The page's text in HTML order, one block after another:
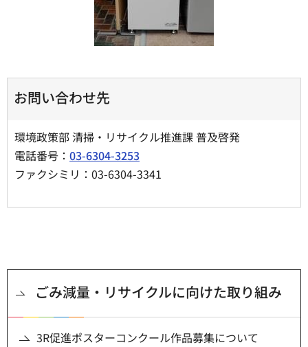
お問い合わせ先
環境政策部 清掃・リサイクル推進課 普及啓発
電話番号： 03-6304-3253
ファクシミリ：03-6304-3341
ごみ減量・リサイクルに向けた取り組み
3R促進ポスターコンクール作品募集について